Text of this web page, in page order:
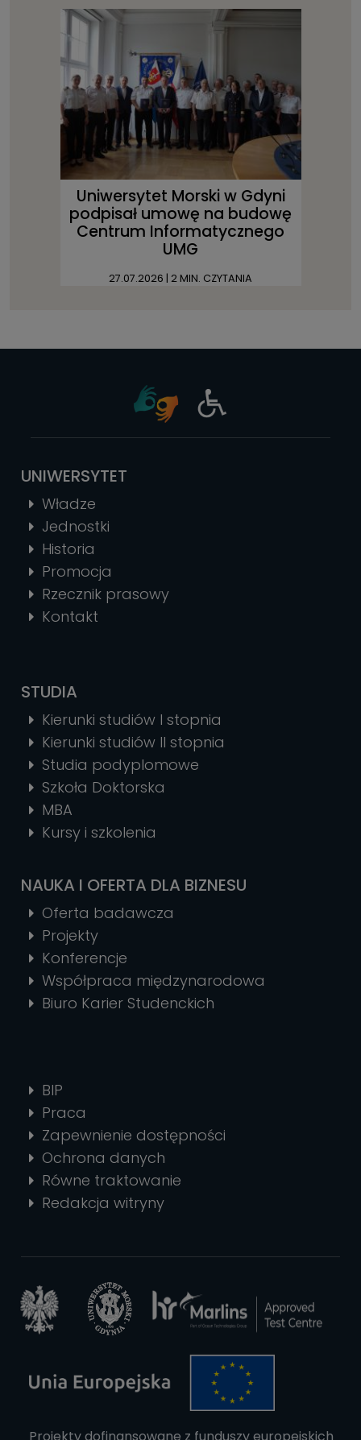
Uniwersytet Morski w Gdyni
podpisał umowę na budowę
Centrum Informatycznego
UMG
27.07.2026 | 2 MIN. CZYTANIA
UNIWERSYTET
Władze
Jednostki
Historia
Promocja
Rzecznik prasowy
Kontakt
STUDIA
Kierunki studiów I stopnia
Kierunki studiów II stopnia
Studia podyplomowe
Szkoła Doktorska
MBA
Kursy i szkolenia
NAUKA I OFERTA DLA BIZNESU
Oferta badawcza
Projekty
Konferencje
Współpraca międzynarodowa
Biuro Karier Studenckich
BIP
Praca
Zapewnienie dostępności
Ochrona danych
Równe traktowanie
Redakcja witryny